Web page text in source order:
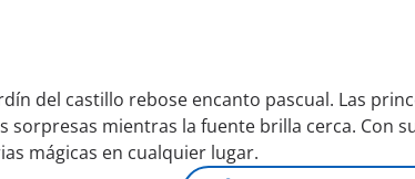
del castillo rebose encanto pascual. Las
mientras la fuente brilla cerca. Con
mágicas en cualquier lugar.